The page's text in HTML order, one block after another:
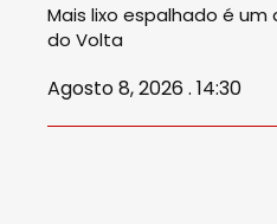
Mais lixo espalhado é
do Volta
Agosto 8, 2026 . 14:30